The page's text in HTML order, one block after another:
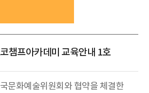
챔프아카데미 교육안내 1호
문화예술위원회와 협약을 체결한